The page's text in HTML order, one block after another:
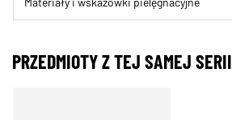
PRZEDMIOTY Z TEJ SAMEJ SERII